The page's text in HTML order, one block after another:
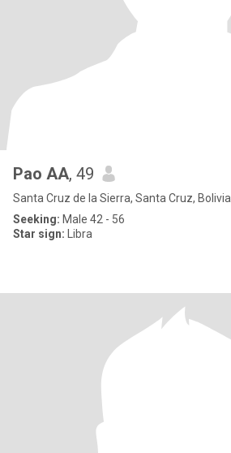
Pao AA, 49
Santa Cruz de la Sierra, Santa Cruz, Bolivia
Seeking: Male 42 - 56
Star sign: Libra